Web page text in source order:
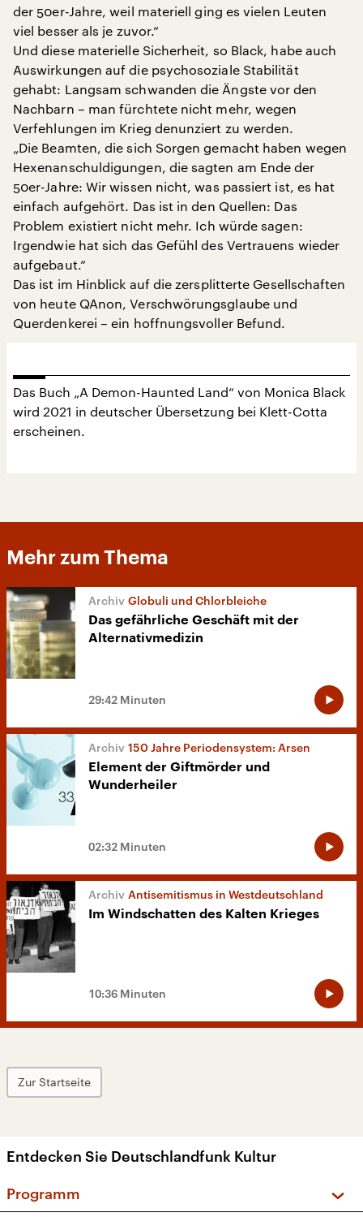
der 50er-Jahre, weil materiell ging es vielen Leuten
viel besser als je zuvor.“
Und diese materielle Sicherheit, so Black, habe auch
Auswirkungen auf die psychosoziale Stabilität
gehabt: Langsam schwanden die Ängste vor den
Nachbarn – man fürchtete nicht mehr, wegen
Verfehlungen im Krieg denunziert zu werden.
„Die Beamten, die sich Sorgen gemacht haben wegen
Hexenanschuldigungen, die sagten am Ende der
50er-Jahre: Wir wissen nicht, was passiert ist, es hat
einfach aufgehört. Das ist in den Quellen: Das
Problem existiert nicht mehr. Ich würde sagen:
Irgendwie hat sich das Gefühl des Vertrauens wieder
aufgebaut.“
Das ist im Hinblick auf die zersplitterte Gesellschaften
von heute QAnon, Verschwörungsglaube und
Querdenkerei – ein hoffnungsvoller Befund.
Das Buch „A Demon-Haunted Land“ von Monica Black
wird 2021 in deutscher Übersetzung bei Klett-Cotta
erscheinen.
Mehr zum Thema
Globuli und Chlorbleiche
Das gefährliche Geschäft mit der
Alternativmedizin
29:42 Minuten
150 Jahre Periodensystem: Arsen
Element der Giftmörder und
Wunderheiler
02:32 Minuten
Antisemitismus in Westdeutschland
Im Windschatten des Kalten Krieges
10:36 Minuten
Zur Startseite
Entdecken Sie Deutschlandfunk Kultur
Programm